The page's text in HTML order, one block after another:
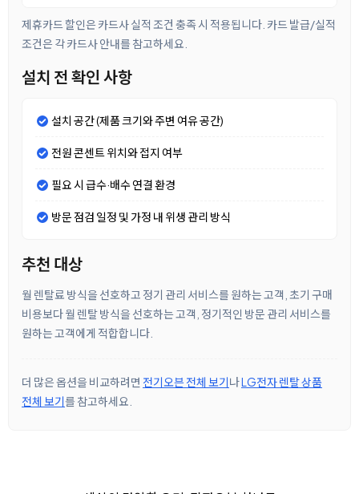
제휴카드 할인은 카드사 실적 조건 충족 시 적용됩니다. 카드 발급/실적
조건은 각 카드사 안내를 참고하세요.
설치 전 확인 사항
설치 공간 (제품 크기와 주변 여유 공간)
전원 콘센트 위치와 접지 여부
필요 시 급수·배수 연결 환경
방문 점검 일정 및 가정 내 위생 관리 방식
추천 대상
월 렌탈료 방식을 선호하고 정기 관리 서비스를 원하는 고객, 초기 구매
비용보다 월 렌탈 방식을 선호하는 고객, 정기적인 방문 관리 서비스를
원하는 고객에게 적합합니다.
더 많은 옵션을 비교하려면 전기오븐 전체 보기나LG전자 렌탈 상품
전체 보기를 참고하세요.